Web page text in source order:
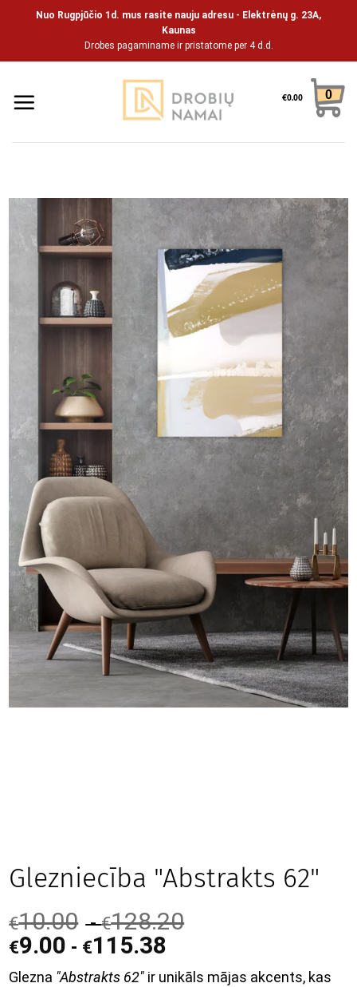
Nuo Rugpjūčio 1d. mus rasite nauju adresu - Elektrėnų g. 23A,
Kaunas
Drobes pagaminame ir pristatome per 4 d.d.
€0.00 0
Glezniecība "Abstrakts 62"
€10.00 -€128.20
€9.00 - €115.38
Glezna "Abstrakts 62" ir unikāls mājas akcents, kas